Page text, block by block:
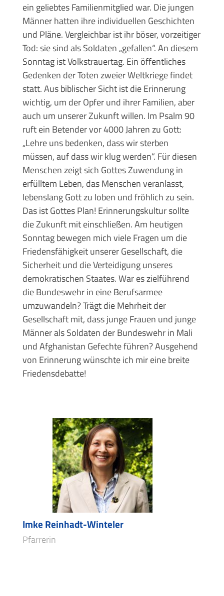
ein geliebtes Familienmitglied war. Die jungen
Männer hatten ihre individuellen Geschichten
und Pläne. Vergleichbar ist ihr böser, vorzeitiger
Tod: sie sind als Soldaten „gefallen“. An diesem
Sonntag ist Volkstrauertag. Ein öffentliches
Gedenken der Toten zweier Weltkriege findet
statt. Aus biblischer Sicht ist die Erinnerung
wichtig, um der Opfer und ihrer Familien, aber
auch um unserer Zukunft willen. Im Psalm 90
ruft ein Betender vor 4000 Jahren zu Gott:
„Lehre uns bedenken, dass wir sterben
müssen, auf dass wir klug werden“. Für diesen
Menschen zeigt sich Gottes Zuwendung in
erfülltem Leben, das Menschen veranlasst,
lebenslang Gott zu loben und fröhlich zu sein.
Das ist Gottes Plan! Erinnerungskultur sollte
die Zukunft mit einschließen. Am heutigen
Sonntag bewegen mich viele Fragen um die
Friedensfähigkeit unserer Gesellschaft, die
Sicherheit und die Verteidigung unseres
demokratischen Staates. War es zielführend
die Bundeswehr in eine Berufsarmee
umzuwandeln? Trägt die Mehrheit der
Gesellschaft mit, dass junge Frauen und junge
Männer als Soldaten der Bundeswehr in Mali
und Afghanistan Gefechte führen? Ausgehend
von Erinnerung wünschte ich mir eine breite
Friedensdebatte!
Imke Reinhadt-Winteler
Pfarrerin